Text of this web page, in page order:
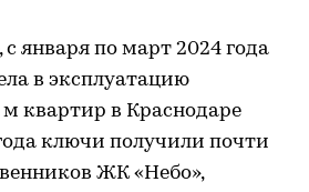
января по март 2024 года
в эксплуатацию
м квартир в Краснодаре
ключи получили почти
ЖК «Небо»,